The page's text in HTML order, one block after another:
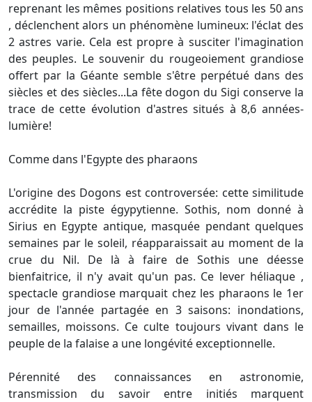
reprenant les mêmes positions relatives tous les 50 ans
, déclenchent alors un phénomène lumineux: l'éclat des
2 astres varie. Cela est propre à susciter l'imagination
des peuples. Le souvenir du rougeoiement grandiose
offert par la Géante semble s'être perpétué dans des
siècles et des siècles...La fête dogon du Sigi conserve la
trace de cette évolution d'astres situés à 8,6 années-
lumière!
Comme dans l'Egypte des pharaons
L'origine des Dogons est controversée: cette similitude
accrédite la piste égypytienne. Sothis, nom donné à
Sirius en Egypte antique, masquée pendant quelques
semaines par le soleil, réapparaissait au moment de la
crue du Nil. De là à faire de Sothis une déesse
bienfaitrice, il n'y avait qu'un pas. Ce lever héliaque ,
spectacle grandiose marquait chez les pharaons le 1er
jour de l'année partagée en 3 saisons: inondations,
semailles, moissons. Ce culte toujours vivant dans le
peuple de la falaise a une longévité exceptionnelle.
Pérennité des connaissances en astronomie,
transmission du savoir entre initiés marquent